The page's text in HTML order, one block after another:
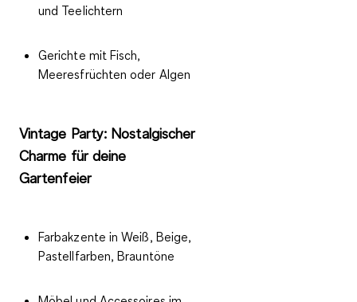
und Teelichtern
Gerichte mit Fisch,
Meeresfrüchten oder Algen
Vintage Party: Nostalgischer
Charme für deine
Gartenfeier
Farbakzente in Weiß, Beige,
Pastellfarben, Brauntöne